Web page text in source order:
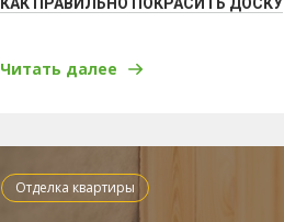
Читать далее
Отделка квартиры